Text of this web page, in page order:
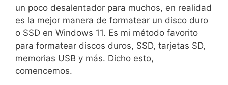
un poco desalentador para muchos, en realidad
es la mejor manera de formatear un disco duro
o SSD en Windows 11. Es mi método favorito
para formatear discos duros, SSD, tarjetas SD,
memorias USB y más. Dicho esto,
comencemos.